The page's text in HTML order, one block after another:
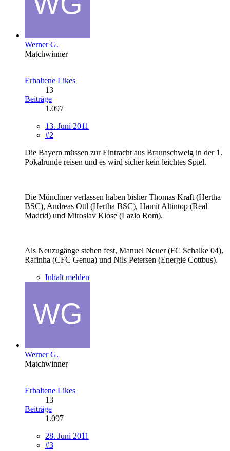
Werner G.
Matchwinner
Erhaltene Likes
13
Beiträge
1.097
13. Juni 2011
#2
Die Bayern müssen zur Eintracht aus Braunschweig in der 1.
Pokalrunde reisen und es wird sicher kein leichtes Spiel.
Die Münchner verlassen haben bisher Thomas Kraft (Hertha
BSC), Andreas Ottl (Hertha BSC), Hamit Altintop (Real
Madrid) und Miroslav Klose (Lazio Rom).
Als Neuzugänge stehen fest, Manuel Neuer (FC Schalke 04),
Rafinha (CFC Genua) und Nils Petersen (Energie Cottbus).
Inhalt melden
Werner G.
Matchwinner
Erhaltene Likes
13
Beiträge
1.097
28. Juni 2011
#3